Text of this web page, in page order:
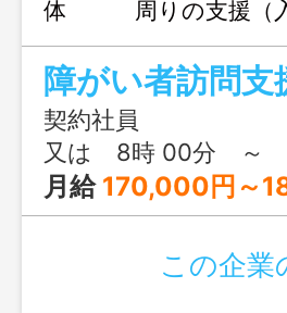
体 周りの支援（入
や家事支援 （掃除
うお仕事です。 ※訪
矢板市・さくら市・
す。 ※訪問には社用
用
範囲：変更無し」
障がい者訪問
契約社員
又は 8時 00分 ～
月給 170,000円～
この企業